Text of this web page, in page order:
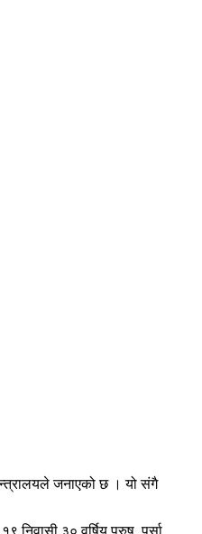
जनाएको छ । यो संगै
निवासी ३० वर्षिय पुरुष, पर्सा